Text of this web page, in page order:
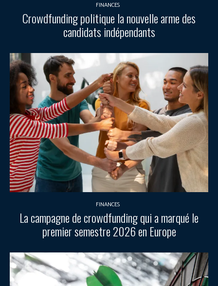
FINANCES
Crowdfunding politique la nouvelle arme des
candidats indépendants
FINANCES
La campagne de crowdfunding qui a marqué le
premier semestre 2026 en Europe